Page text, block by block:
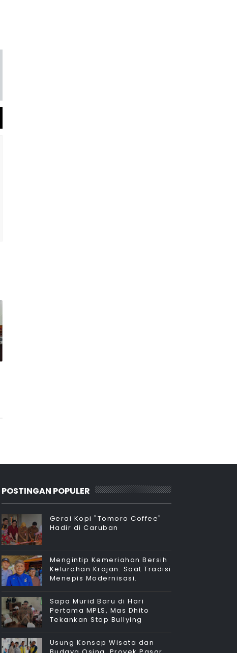
POSTINGAN POPULER
Gerai Kopi "Tomoro Coffee"
Hadir di Caruban
Mengintip Kemeriahan Bersih
Kelurahan Krajan: Saat Tradisi
Menepis Modernisasi.
Sapa Murid Baru di Hari
Pertama MPLS, Mas Dhito
Tekankan Stop Bullying
Usung Konsep Wisata dan